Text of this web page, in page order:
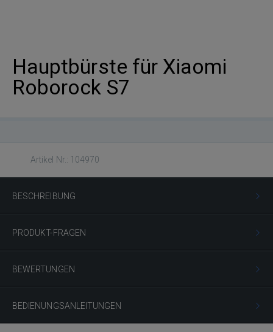
Hauptbürste für Xiaomi
Roborock S7
Artikel Nr.: 104970
BESCHREIBUNG
PRODUKT-FRAGEN
BEWERTUNGEN
BEDIENUNGSANLEITUNGEN